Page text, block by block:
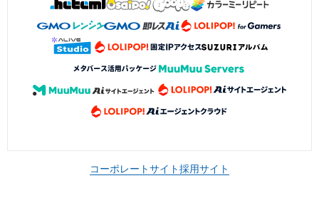
コーポレートサイト採用サイト